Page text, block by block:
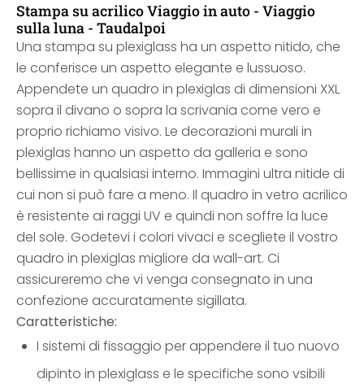
Stampa su acrilico Viaggio in auto - Viaggio
sulla luna - Taudalpoi
Una stampa su plexiglass ha un aspetto nitido, che
le conferisce un aspetto elegante e lussuoso.
Appendete un quadro in plexiglas di dimensioni XXL
sopra il divano o sopra la scrivania come vero e
proprio richiamo visivo. Le decorazioni murali in
plexiglas hanno un aspetto da galleria e sono
bellissime in qualsiasi interno. Immagini ultra nitide di
cui non si può fare a meno. Il quadro in vetro acrilico
è resistente ai raggi UV e quindi non soffre la luce
del sole. Godetevi i colori vivaci e scegliete il vostro
quadro in plexiglas migliore da wall-art. Ci
assicureremo che vi venga consegnato in una
confezione accuratamente sigillata.
Caratteristiche:
I sistemi di fissaggio per appendere il tuo nuovo
dipinto in plexiglass e le specifiche sono vsibili